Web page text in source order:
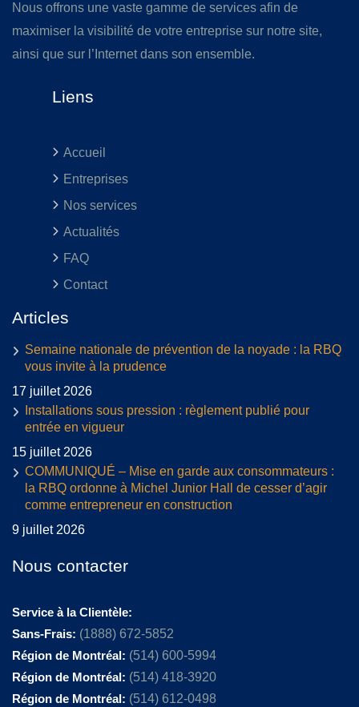
Nous offrons une vaste gamme de services afin de
maximiser la visibilité de votre entreprise sur notre site,
ainsi que sur l’Internet dans son ensemble.
Liens
Accueil
Entreprises
Nos services
Actualités
FAQ
Contact
Articles
Semaine nationale de prévention de la noyade : la RBQ
vous invite à la prudence
17 juillet 2026
Installations sous pression : règlement publié pour
entrée en vigueur
15 juillet 2026
COMMUNIQUÉ – Mise en garde aux consommateurs :
la RBQ ordonne à Michel Junior Hall de cesser d’agir
comme entrepreneur en construction
9 juillet 2026
Nous contacter
Service à la Clientèle:
Sans-Frais: (1888) 672-5852
Région de Montréal: (514) 600-5994
Région de Montréal: (514) 418-3920
Région de Montréal: (514) 612-0498